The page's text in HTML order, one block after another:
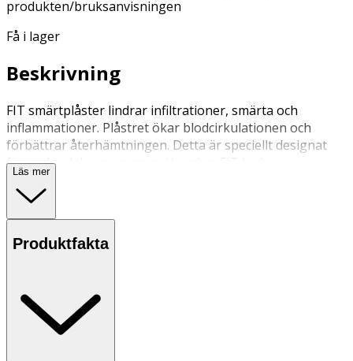
produkten/bruksanvisningen
Få i lager
Beskrivning
FIT smärtplåster lindrar infiltrationer, smärta och
inflammationer. Plåstret ökar blodcirkulationen och
förbättrar återhämtningen. Detta är speciellt designat
för nedre delen av ryggen / Lumbar.FIT Lady
smärtlindrande plåster för mensvärk. Setet består av 3
lappar. De 2 omgångarna placeras på äggledarna och
den stora placeras på nedre delen av ryggen. Om
kitet dagen innan.
eftersom det inte kan sättas tillbaka. Det kan pågå i 4-5
dagar, och plåstret är aktivt i 120 timmar. Se till att
området är torrt och rent. Huden får inte smörjas in med
Läs mer
Produktfakta